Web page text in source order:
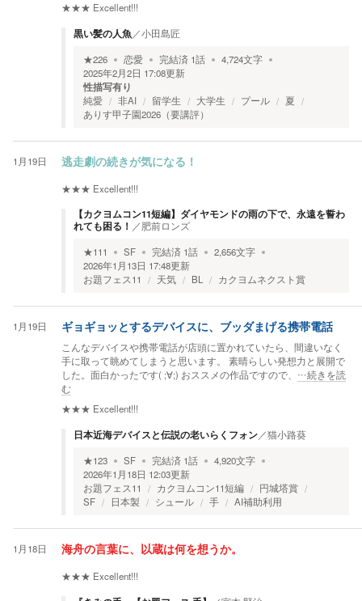
★★★ Excellent!!!
黒い髪の人魚／小田島匠
★226 恋愛 完結済 1話 4,724文字
2025年2月2日 17:08更新
性描写有り
純愛 非AI 留学生 大学生 プール
夏
ありす甲子園2026（要講評）
1月19日 逃走劇の続きが気になる！
★★★ Excellent!!!
【カクヨムコン11短編】ダイヤモンドの雨の下で、永遠を誓わ
れても困る！ ／肥前ロンズ
★111 SF 完結済 1話 2,656文字
2026年1月13日 17:48更新
お題フェス11
天気 BL カクヨムネクスト賞
1月19日 ギョギョッとするデバイスに、ブッダまげる携帯電話
こんなデバイスや携帯電話が店頭に置かれていたら、間違いなく
手に取って眺めてしまうと思います。 素晴らしい発想力と展開で
した。面白かったです( ;∀;) おススメの作品ですので、 …続きを読
む
★★★ Excellent!!!
日本近海デバイスと伝説の老いらくフォン／猫小路葵
★123 SF 完結済 1話 4,920文字
2026年1月18日 12:03更新
お題フェス11
カクヨムコン11短編
円城塔賞
SF
日本製 シュール 手 AI補助利用
1月18日 海舟の言葉に、以蔵は何を想うか。
★★★ Excellent!!!